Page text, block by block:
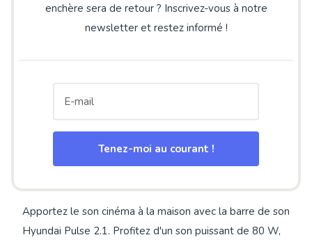
enchère sera de retour ? Inscrivez-vous à notre
newsletter et restez informé !
Tenez-moi au courant !
Apportez le son cinéma à la maison avec la barre de son
Hyundai Pulse 2.1. Profitez d'un son puissant de 80 W,